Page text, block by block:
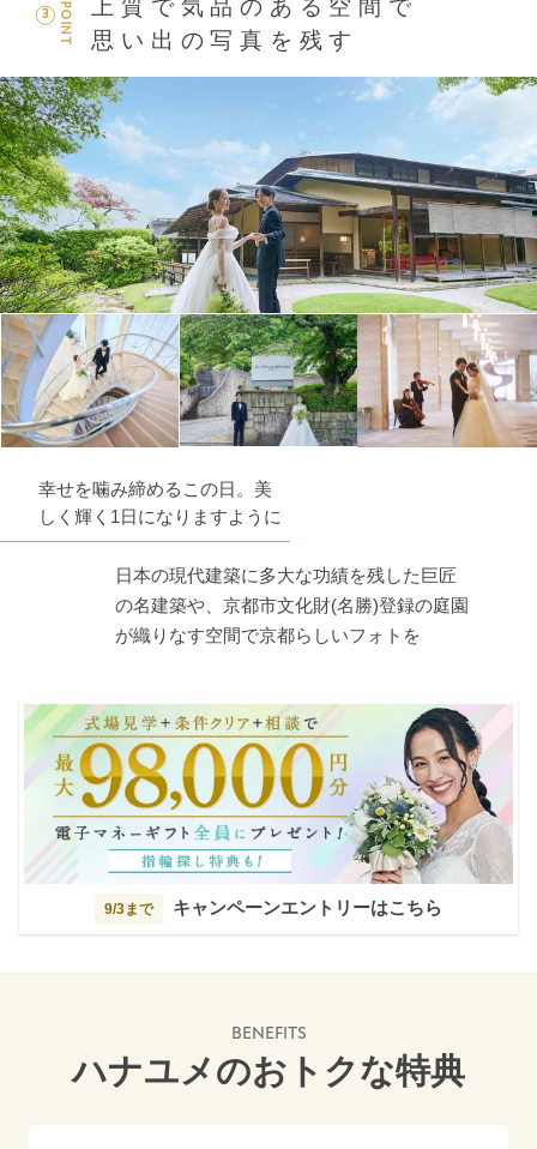
POINT
3
上質で気品のある空間で
思い出の写真を残す
幸せを噛み締めるこの日。美
しく輝く1日になりますように
日本の現代建築に多大な功績を残した巨匠
の名建築や、京都市文化財(名勝)登録の庭園
が織りなす空間で京都らしいフォトを
9/3まで キャンペーンエントリーはこちら
BENEFITS
ハナユメのおトクな特典